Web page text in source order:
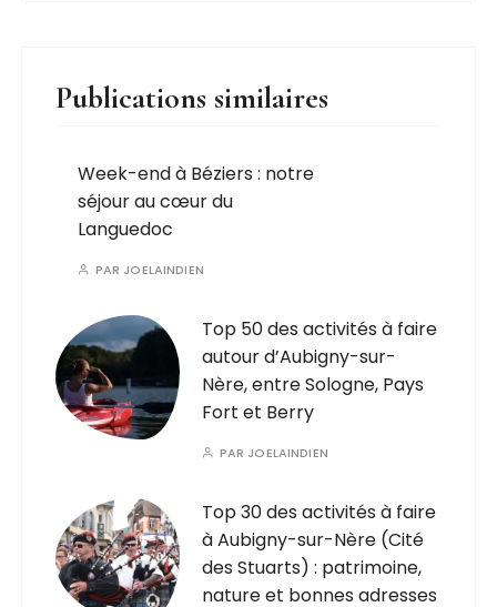
Publications similaires
Week-end à Béziers : notre
séjour au cœur du
Languedoc
PAR JOELAINDIEN
Top 50 des activités à faire
autour d’Aubigny-sur-
Nère, entre Sologne, Pays
Fort et Berry
PAR JOELAINDIEN
Top 30 des activités à faire
à Aubigny-sur-Nère (Cité
des Stuarts) : patrimoine,
nature et bonnes adresses